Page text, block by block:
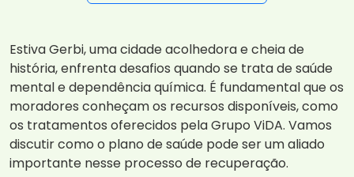
Estiva Gerbi, uma cidade acolhedora e cheia de
história, enfrenta desafios quando se trata de saúde
mental e dependência química. É fundamental que os
moradores conheçam os recursos disponíveis, como
os tratamentos oferecidos pela Grupo ViDA. Vamos
discutir como o plano de saúde pode ser um aliado
importante nesse processo de recuperação.